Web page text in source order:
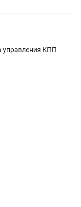
управления КПП